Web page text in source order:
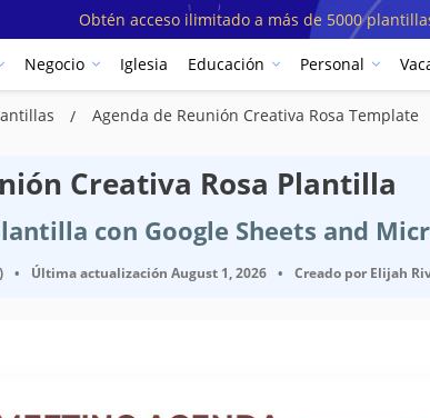
Obtén acceso ilimitado a más de 5000
Negocio Iglesia Educación Personal
Agenda de Reunión Creativa Rosa Template
Creativa Rosa Plantilla
con Google Sheets and
• Última actualización August 1, 2026 • Creado por Elijah